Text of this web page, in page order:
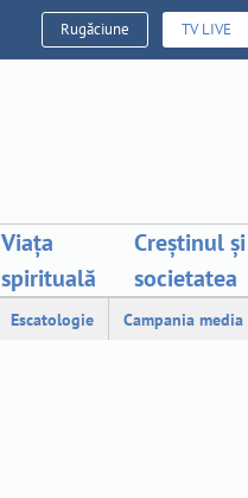
Rugăciune TV LIVE
Viața
spirituală
Creștinul și
societatea
Escatologie Campania media